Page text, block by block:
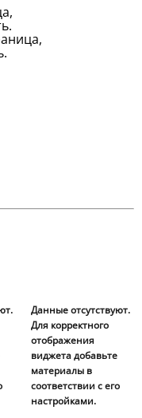
Данные отсутствуют.
Для корректного
отображения
виджета добавьте
материалы в
соответствии с его
настройками.